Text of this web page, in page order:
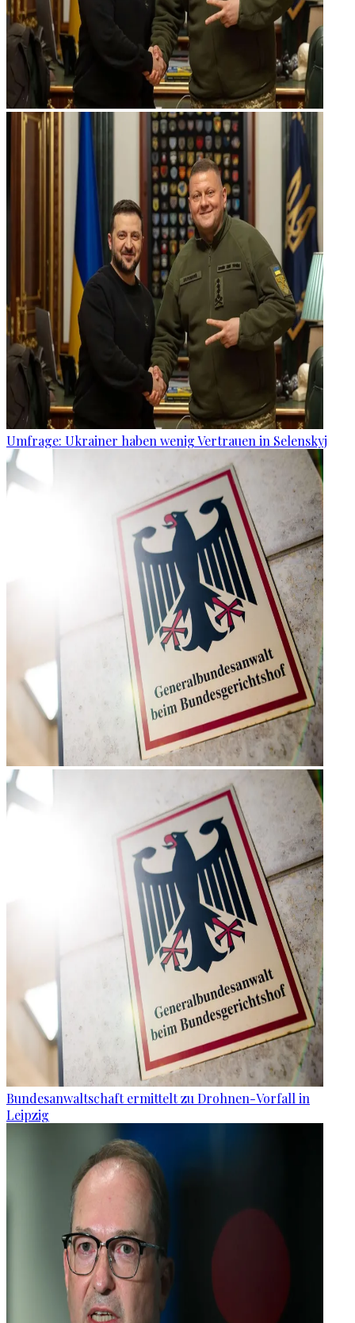
Umfrage: Ukrainer haben wenig Vertrauen in Selenskyj
Bundesanwaltschaft ermittelt zu Drohnen-Vorfall in
Leipzig